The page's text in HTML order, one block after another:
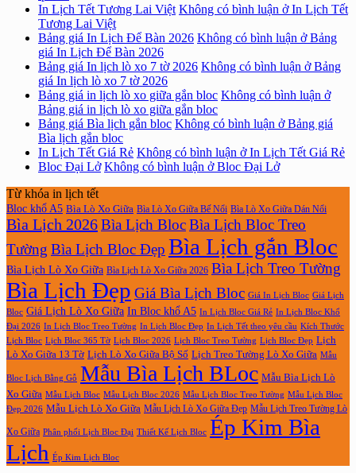
In Lịch Tết Tương Lai Việt Không có bình luận ở In Lịch Tết
Tương Lai Việt
Bảng giá In Lịch Để Bàn 2026 Không có bình luận ở Bảng
giá In Lịch Để Bàn 2026
Bảng giá In lịch lò xo 7 tờ 2026 Không có bình luận ở Bảng
giá In lịch lò xo 7 tờ 2026
Bảng giá in lịch lò xo giữa gắn bloc Không có bình luận ở
Bảng giá in lịch lò xo giữa gắn bloc
Bảng giá Bìa lịch gắn bloc Không có bình luận ở Bảng giá
Bìa lịch gắn bloc
In Lịch Tết Giá Rẻ Không có bình luận ở In Lịch Tết Giá Rẻ
Bloc Đại Lở Không có bình luận ở Bloc Đại Lở
Từ khóa in lịch tết
Bloc khổ A5 Bìa Lò Xo Giữa Bìa Lò Xo Giữa Bế Nổi Bìa Lò Xo Giữa Dán Nổi
Bìa Lịch 2026Bìa Lịch BlocBìa Lịch Bloc Treo
Tường Bìa Lịch Bloc Đẹp Bìa Lịch gắn Bloc
Bìa Lịch Lò Xo Giữa Bìa Lịch Lò Xo Giữa 2026 Bìa Lịch Treo Tường
Bìa Lịch Đẹp Giá Bìa Lịch Bloc Giá In Lịch Bloc Giá Lịch
Bloc Giá Lịch Lò Xo Giữa In Bloc khổ A5 In Lịch Bloc Giá Rẻ In Lịch Bloc Khổ
Đại 2026 In Lịch Bloc Treo Tường In Lịch Bloc Đẹp In Lịch Tết theo yêu cầu Kích Thước
Lịch Bloc Lịch Bloc 365 Tờ Lịch Bloc 2026 Lịch Bloc Treo Tường Lịch Bloc Đẹp Lịch
Lò Xo Giữa 13 Tờ Lịch Lò Xo Giữa Bộ Số Lịch Treo Tường Lò Xo Giữa Mẫu
Bloc Lịch Bằng Gỗ Mẫu Bìa Lịch BLoc Mẫu Bìa Lịch Lò
Xo Giữa Mẫu Lịch Bloc Mẫu Lịch Bloc 2026 Mẫu Lịch Bloc Treo Tường Mẫu Lịch Bloc
Đẹp 2026 Mẫu Lịch Lò Xo Giữa Mẫu Lịch Lò Xo Giữa Đẹp Mẫu Lịch Treo Tường Lò
Xo Giữa Phân phối Lịch Bloc Đại Thiết Kế Lịch Bloc Ép Kim Bìa
Lịch Ép Kim Lịch Bloc